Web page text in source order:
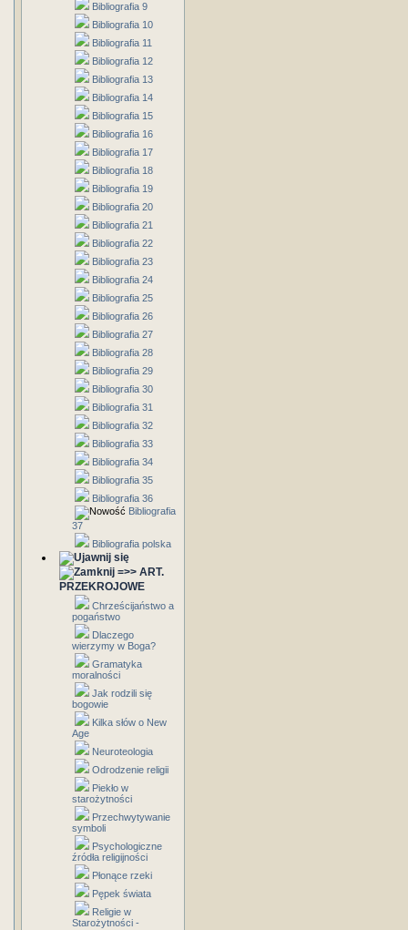
Bibliografia 9
Bibliografia 10
Bibliografia 11
Bibliografia 12
Bibliografia 13
Bibliografia 14
Bibliografia 15
Bibliografia 16
Bibliografia 17
Bibliografia 18
Bibliografia 19
Bibliografia 20
Bibliografia 21
Bibliografia 22
Bibliografia 23
Bibliografia 24
Bibliografia 25
Bibliografia 26
Bibliografia 27
Bibliografia 28
Bibliografia 29
Bibliografia 30
Bibliografia 31
Bibliografia 32
Bibliografia 33
Bibliografia 34
Bibliografia 35
Bibliografia 36
Bibliografia
37
Bibliografia polska
=>> ART.
PRZEKROJOWE
Chrześcijaństwo a
pogaństwo
Dlaczego
wierzymy w Boga?
Gramatyka
moralności
Jak rodzili się
bogowie
Kilka słów o New
Age
Neuroteologia
Odrodzenie religii
Piekło w
starożytności
Przechwytywanie
symboli
Psychologiczne
źródła religijności
Płonące rzeki
Pępek świata
Religie w
Starożytności -